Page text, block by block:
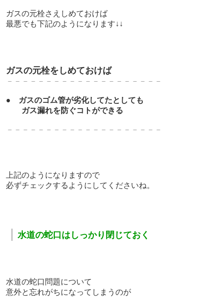
ガスの元栓さえしめておけば
最悪でも下記のようになります↓↓
ガスの元栓をしめておけば
－－－－－－－－－－－－－－－－－－－－
●
ガスのゴム管が劣化してたとしても
ガス漏れを防ぐコトができる
－－－－－－－－－－－－－－－－－－－－
上記のようになりますので
必ずチェックするようにしてくださいね。
水道の蛇口はしっかり閉じておく
水道の蛇口問題について
意外と忘れがちになってしまうのが